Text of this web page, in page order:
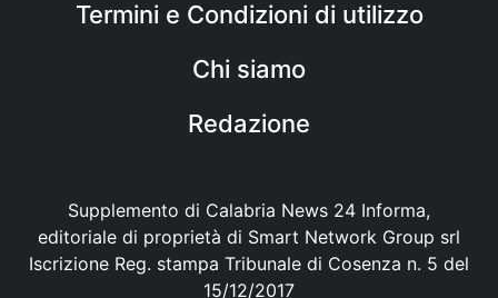
Termini e Condizioni di utilizzo
Chi siamo
Redazione
Supplemento di Calabria News 24 Informa,
editoriale di proprietà di Smart Network Group srl
Iscrizione Reg. stampa Tribunale di Cosenza n. 5 del
15/12/2017